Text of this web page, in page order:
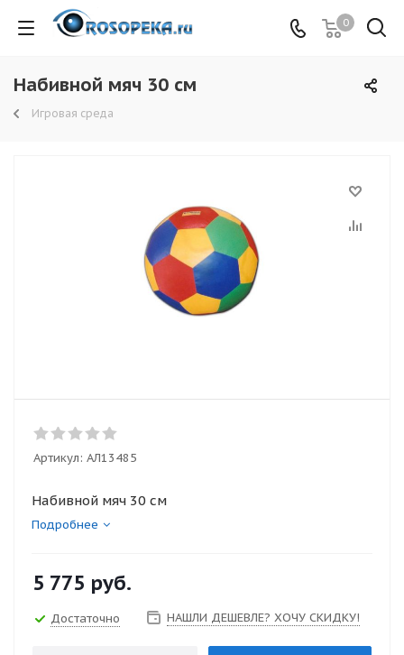
0
Набивной мяч 30 см
Игровая среда
Артикул: АЛ13485
Набивной мяч 30 см
Подробнее
5 775 руб.
Достаточно НАШЛИ ДЕШЕВЛЕ? ХОЧУ СКИДКУ!